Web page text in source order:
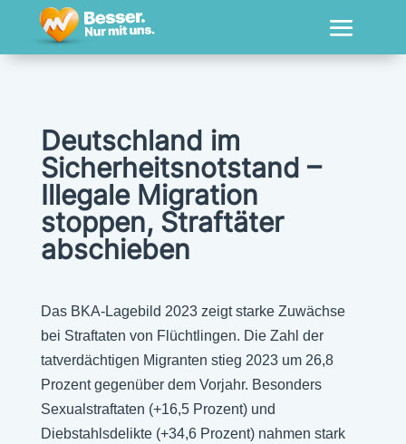
Deutschland im
Sicherheitsnotstand –
Illegale Migration
stoppen, Straftäter
abschieben
Das BKA-Lagebild 2023 zeigt starke Zuwächse
bei Straftaten von Flüchtlingen. Die Zahl der
tatverdächtigen Migranten stieg 2023 um 26,8
Prozent gegenüber dem Vorjahr. Besonders
Sexualstraftaten (+16,5 Prozent) und
Diebstahlsdelikte (+34,6 Prozent) nahmen stark